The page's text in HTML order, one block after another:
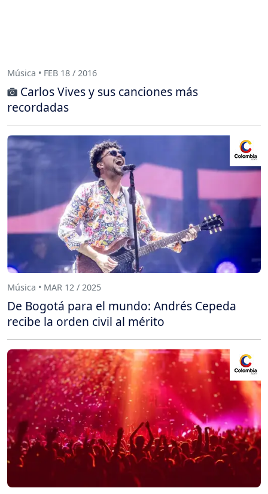
Música • FEB 18 / 2016
Carlos Vives y sus canciones más
recordadas
Música • MAR 12 / 2025
De Bogotá para el mundo: Andrés Cepeda
recibe la orden civil al mérito